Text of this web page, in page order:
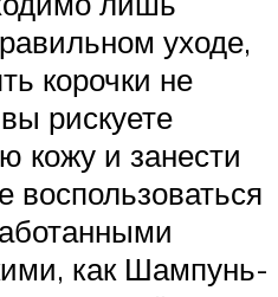
уходе,
корочки не
рискуете
кожу и занести
как Шампунь-